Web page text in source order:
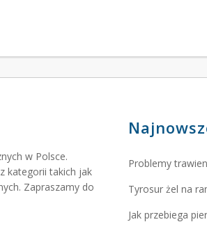
w Polsce.
kategorii takich jak
Zapraszamy do
Problemy
Tyrosur żel na
Jak przebiega